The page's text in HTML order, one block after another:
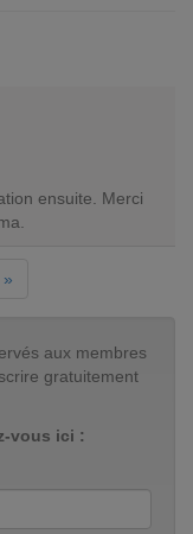
ensuite. Merci
»
aux membres
gratuitement
vous ici :